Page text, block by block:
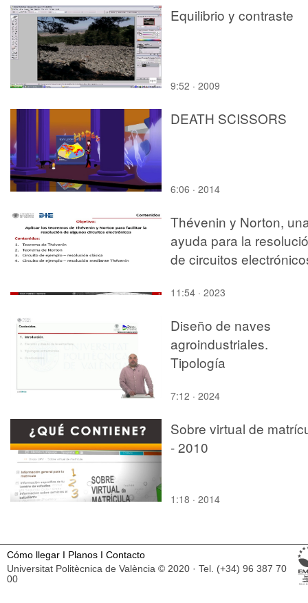
Equilibrio y contraste
9:52 · 2009
DEATH SCISSORS
6:06 · 2014
Thévenin y Norton,
ayuda para la
de circuitos
11:54 · 2023
Diseño de naves
agroindustriales.
Tipología
7:12 · 2024
Sobre virtual de
- 2010
1:18 · 2014
Cómo llegar I Planos I Contacto
Universitat Politècnica de València © 2020 · Tel. (+34) 96 387 70
00